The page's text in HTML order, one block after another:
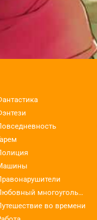
Любовный многоугольник
во времени